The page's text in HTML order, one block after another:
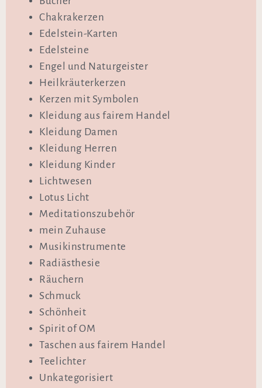
Chakrakerzen
Edelstein-Karten
Edelsteine
Engel und Naturgeister
Heilkräuterkerzen
Kerzen mit Symbolen
Kleidung aus fairem Handel
Kleidung Damen
Kleidung Herren
Kleidung Kinder
Lichtwesen
Lotus Licht
Meditationszubehör
mein Zuhause
Musikinstrumente
Radiästhesie
Räuchern
Schmuck
Schönheit
Spirit of OM
Taschen aus fairem Handel
Teelichter
Unkategorisiert